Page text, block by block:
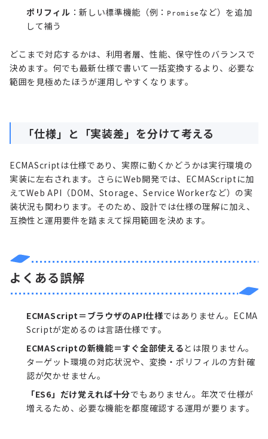
ポリフィル ：新しい標準機能（例： Promise など）を追加
して補う
どこまで対応するかは、利用者層、性能、保守性のバランスで
決めます。何でも最新仕様で書いて一括変換するより、必要な
範囲を見極めたほうが運用しやすくなります。
「仕様」と「実装差」を分けて考える
ECMAScriptは仕様であり、実際に動くかどうかは実行環境の
実装に左右されます。さらにWeb開発では、ECMAScriptに加
えてWeb API（DOM、Storage、Service Workerなど）の実
装状況も関わります。そのため、設計では仕様の理解に加え、
互換性と運用要件を踏まえて採用範囲を決めます。
よくある誤解
ECMAScript＝ブラウザのAPI仕様ではありません。ECMA
Scriptが定めるのは言語仕様です。
ECMAScriptの新機能＝すぐ全部使えるとは限りません。
ターゲット環境の対応状況や、変換・ポリフィルの方針確
認が欠かせません。
「ES6」だけ覚えれば十分でもありません。年次で仕様が
増えるため、必要な機能を都度確認する運用が要ります。